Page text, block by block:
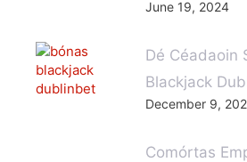
June 19, 2024
Dé Céadaoin
Blackjack
December 9,
Comórtas